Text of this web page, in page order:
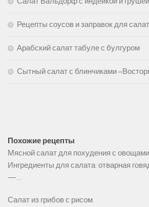
Рецепты соусов и заправок для
Арабский салат табуле с булгуром
Сытный салат с блинчиками
Похожие рецепты
Мясной салат для похудения с овощами
Ингредиенты для салата: отварная
—…
Салат из грибов с рисом